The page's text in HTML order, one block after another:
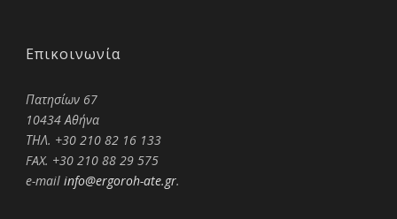
Επικοινωνία
Πατησίων 67
10434 Αθήνα
ΤΗΛ. +30 210 82 16 133
FAX. +30 210 88 29 575
e-mail info@ergoroh-ate.gr.